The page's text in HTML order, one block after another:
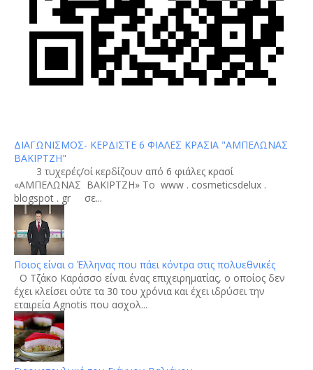
ΔΙΑΓΩΝΙΣΜΟΣ- ΚΕΡΔΙΣΤΕ 6 ΦΙΑΛΕΣ ΚΡΑΣΙΑ "ΑΜΠΕΛΩΝΑΣ
ΒΑΚΙΡΤΖΗ"
3 τυχερές/οί κερδίζουν από 6 φιάλες κρασί
«ΑΜΠΕΛΩΝΑΣ ΒΑΚΙΡΤΖΗ» To www . cosmeticsdelux .
blogspot . gr σε...
Ποιος είναι ο Έλληνας που πάει κόντρα στις πολυεθνικές
Ο Τζάκο Καράσσο είναι ένας επιχειρηματίας, ο οποίος δεν
έχει κλείσει ούτε τα 30 του χρόνια και έχει ιδρύσει την
εταιρεία Agnotis που ασχολ...